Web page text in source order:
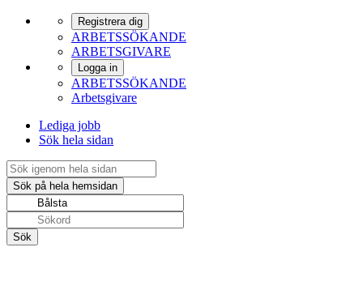
Registrera dig
ARBETSSÖKANDE
ARBETSGIVARE
Logga in
ARBETSSÖKANDE
Arbetsgivare
Lediga jobb
Sök hela sidan